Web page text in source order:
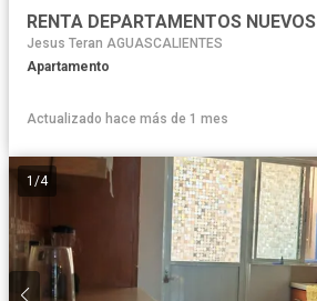
RENTA DEPARTAMENTOS NUEVOS
Jesus Teran AGUASCALIENTES
Apartamento
Actualizado hace más de 1 mes
1 /4